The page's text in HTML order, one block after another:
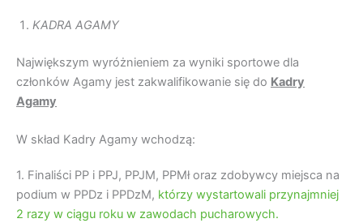
KADRA AGAMY
Największym wyróżnieniem za wyniki sportowe dla
członków Agamy jest zakwalifikowanie się do Kadry
Agamy
W skład Kadry Agamy wchodzą:
1. Finaliści PP i PPJ, PPJM, PPMł oraz zdobywcy miejsca na
podium w PPDz i PPDzM, którzy wystartowali przynajmniej
2 razy w ciągu roku w zawodach pucharowych.